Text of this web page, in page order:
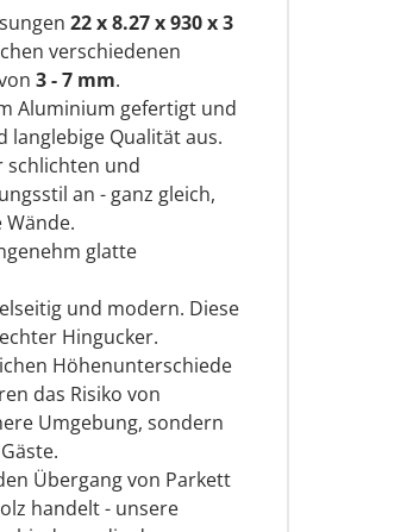
22 x 8.27 x 930 x 3
verschiedenen
3 - 7 mm.
Aluminium gefertigt und
Qualität aus.
schlichten und
an - ganz gleich,
glatte
und modern. Diese
Hingucker.
Höhenunterschiede
das Risiko von
Umgebung, sondern
Übergang von Parkett
handelt - unsere